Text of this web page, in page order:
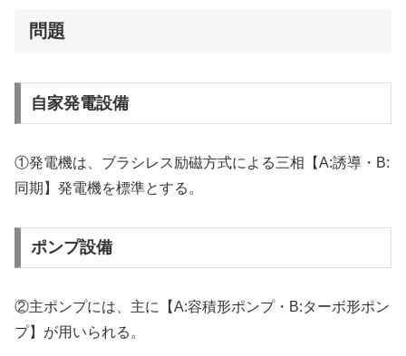
問題
自家発電設備
①発電機は、ブラシレス励磁方式による三相【A:誘導・B:
同期】発電機を標準とする。
ポンプ設備
②主ポンプには、主に【A:容積形ポンプ・B:ターボ形ポン
プ】が用いられる。